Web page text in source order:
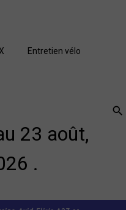
Entretien vélo
23 août,
.
search